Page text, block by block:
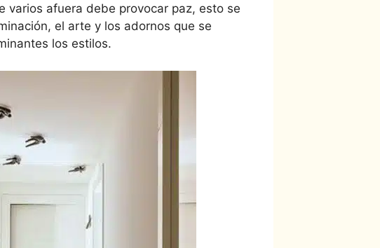
varios afuera debe provocar paz, esto se
el arte y los adornos que se
los estilos.